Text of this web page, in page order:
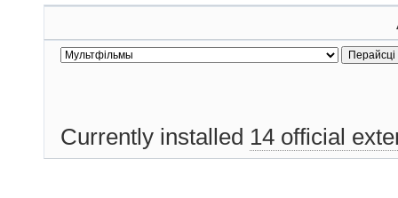
Currently installed 14 official